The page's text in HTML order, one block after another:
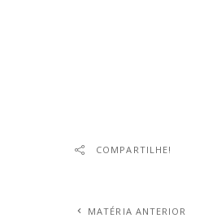
COMPARTILHE!
MATÉRIA ANTERIOR